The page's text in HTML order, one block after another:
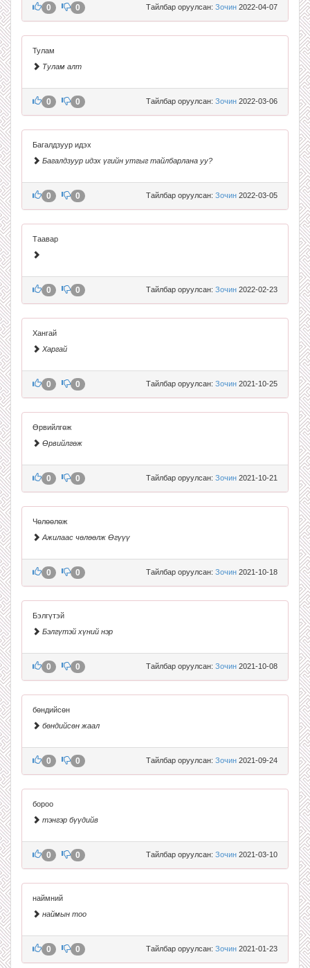
Тайлбар оруулсан: Зочин 2022-04-07
0 0
Тулам
Тулам алт
Тайлбар оруулсан: Зочин 2022-03-06
0 0
Багалдзуур идэх
Багалдзуур идэх үгийн утгыг тайлбарлана уу?
Тайлбар оруулсан: Зочин 2022-03-05
0 0
Таавар
Тайлбар оруулсан: Зочин 2022-02-23
0 0
Хангай
Харгай
Тайлбар оруулсан: Зочин 2021-10-25
0 0
Өрвийлгөж
Өрвийлгөж
Тайлбар оруулсан: Зочин 2021-10-21
0 0
Чөлөөлөж
Ажилаас чөлөөлж Өгүүү
Тайлбар оруулсан: Зочин 2021-10-18
0 0
Бэлгүтэй
Бэлгүтэй хүний нэр
Тайлбар оруулсан: Зочин 2021-10-08
0 0
бөндийсөн
бөндийсөн жаал
Тайлбар оруулсан: Зочин 2021-09-24
0 0
бороо
тэнгэр бүүдийв
Тайлбар оруулсан: Зочин 2021-03-10
0 0
наймний
наймын тоо
Тайлбар оруулсан: Зочин 2021-01-23
0 0